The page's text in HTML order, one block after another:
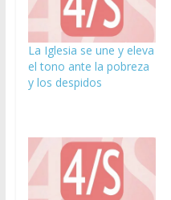
La Iglesia se une y eleva
el tono ante la pobreza
y los despidos